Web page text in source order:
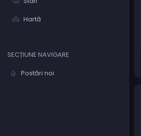
Hartă
SECȚIUNE NAVIGARE
Postări noi